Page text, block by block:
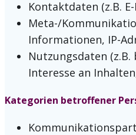
Kontaktdaten (z.B.
Meta-/
Informationen, IP-
Nutzungsdaten
Interesse an
Kategorien betroffener